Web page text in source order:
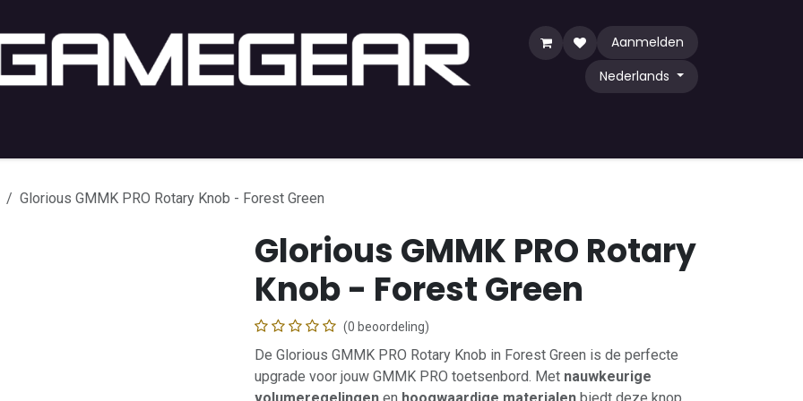
Aanmelden
Nederlands
Glorious GMMK PRO Rotary Knob - Forest Green
Glorious GMMK PRO Rotary
Knob - Forest Green
(0 beoordeling)
De Glorious GMMK PRO Rotary Knob in Forest Green is de perfecte
upgrade voor jouw GMMK PRO toetsenbord. Met nauwkeurige